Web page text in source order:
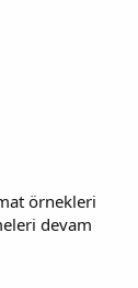
örnekleri
devam